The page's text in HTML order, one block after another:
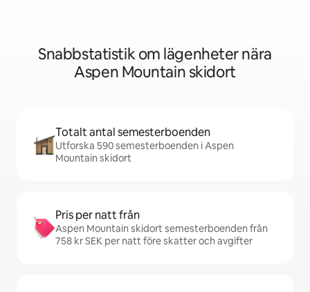
Snabbstatistik om lägenheter nära
Aspen Mountain skidort
Totalt antal semesterboenden
Utforska 590 semesterboenden i Aspen
Mountain skidort
Pris per natt från
Aspen Mountain skidort semesterboenden från
758 kr SEK per natt före skatter och avgifter